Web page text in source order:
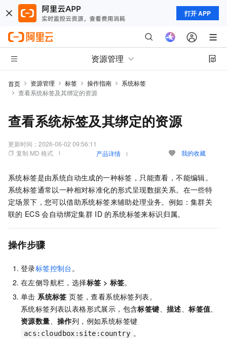
打开 APP
资源管理
首页 资源管理 标签 操作指南
系统标签
查看系统标签及其绑定的资源
查看系统标签及其绑定的资源
更新时间： 2026-06-02 09:56:11
复制 MD 格式
产品详情 我的收藏
系统标签是由系统自动生成的一种标签，只能查看，不能编辑。
系统标签通常以一种相对标准化的形式呈现数据关系。在一些特
定场景下，您可以借助系统标签来辅助处理业务。例如：集群关
联的 ECS 会自动绑定集群 ID 的系统标签来标识归属。
操作步骤
登录标签控制台。
在左侧导航栏，选择标签 > 标签。
单击 系统标签页签，查看系统标签列表。
系统标签列表以表格形式展示，包含标签键、描述、标签值、
资源数量、操作列，例如系统标签键
acs:cloudbox:site:country 。